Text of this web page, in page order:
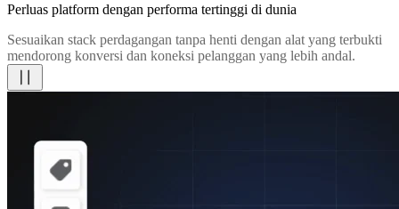
Perluas platform dengan performa tertinggi di dunia
Sesuaikan stack perdagangan tanpa henti dengan alat yang terbukti
mendorong konversi dan koneksi pelanggan yang lebih andal.